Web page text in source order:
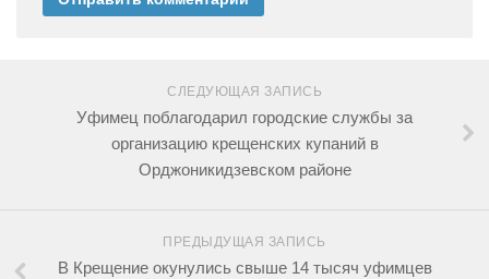
СЛЕДУЮЩАЯ ЗАПИСЬ
Уфимец поблагодарил городские службы за
организацию крещенских купаний в
Орджоникидзевском районе
ПРЕДЫДУЩАЯ ЗАПИСЬ
В Крещение окунулись свыше 14 тысяч уфимцев